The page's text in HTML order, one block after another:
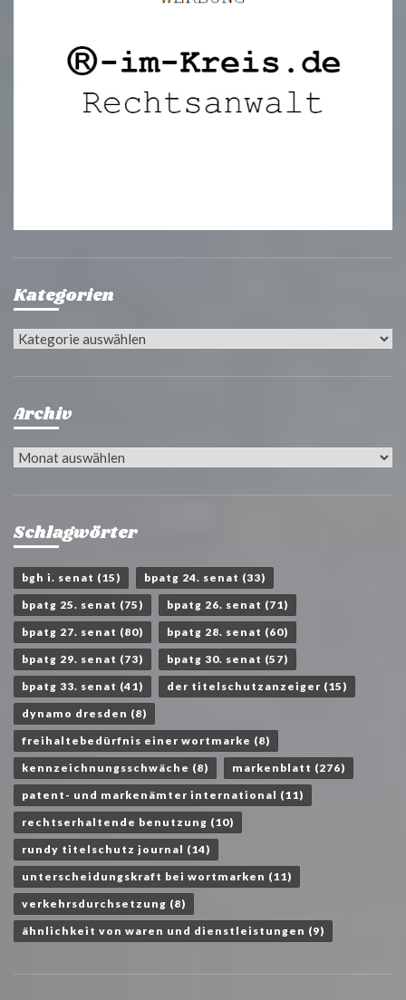
Kategorien
Kategorien
Archiv
Archiv
Schlagwörter
bgh i. senat (15) bpatg 24. senat (33)
bpatg 25. senat (75) bpatg 26. senat (71)
bpatg 27. senat (80) bpatg 28. senat (60)
bpatg 29. senat (73) bpatg 30. senat (57)
bpatg 33. senat (41) der titelschutzanzeiger (15)
dynamo dresden (8)
freihaltebedürfnis einer wortmarke (8)
kennzeichnungsschwäche (8) markenblatt (276)
patent- und markenämter international (11)
rechtserhaltende benutzung (10)
rundy titelschutz journal (14)
unterscheidungskraft bei wortmarken (11)
verkehrsdurchsetzung (8)
ähnlichkeit von waren und dienstleistungen (9)